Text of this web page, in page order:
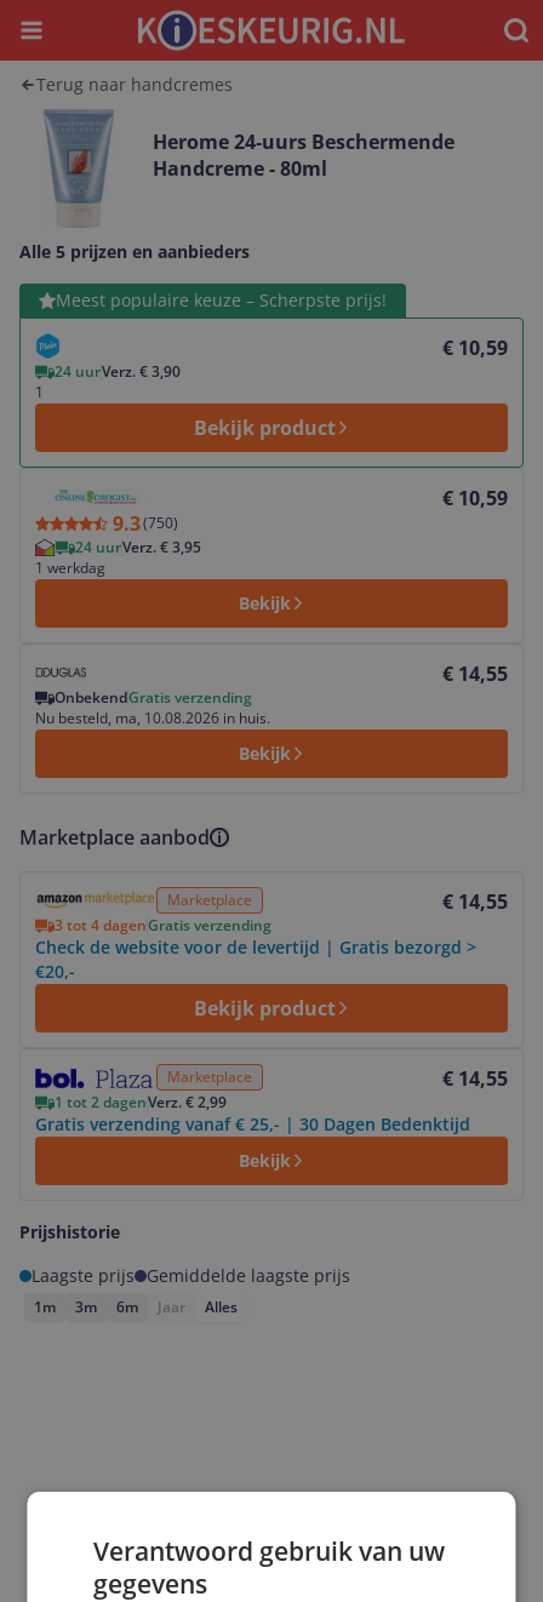
Menu
Terug naar handcremes
Herome 24-uurs Beschermende
Handcreme - 80ml
Alle 5 prijzen en aanbieders
Meest populaire keuze – Scherpste prijs!
€ 10,59
24 uurVerz. € 3,90
1
Bekijk product
Bekijk product
9.3(750)
€ 10,59
24 uurVerz. € 3,95
1 werkdag
Bekijk
€ 14,55
OnbekendGratis verzending
Nu besteld, ma, 10.08.2026 in huis.
Bekijk
Marketplace aanbod
Marketplace € 14,55
3 tot 4 dagenGratis verzending
Check de website voor de levertijd | Gratis bezorgd >
€20,-
Bekijk product
Marketplace € 14,55
1 tot 2 dagenVerz. € 2,99
Gratis verzending vanaf € 25,- | 30 Dagen Bedenktijd
Bekijk
Prijshistorie
Laagste prijs
Gemiddelde laagste prijs
1m 3m 6m Jaar Alles
Verantwoord gebruik van uw
gegevens